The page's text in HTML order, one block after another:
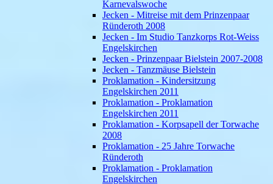
Karnevalswoche
Jecken - Mitreise mit dem Prinzenpaar
Ründeroth 2008
Jecken - Im Studio Tanzkorps Rot-Weiss
Engelskirchen
Jecken - Prinzenpaar Bielstein 2007-2008
Jecken - Tanzmäuse Bielstein
Proklamation - Kindersitzung
Engelskirchen 2011
Proklamation - Proklamation
Engelskirchen 2011
Proklamation - Korpsapell der Torwache
2008
Proklamation - 25 Jahre Torwache
Ründeroth
Proklamation - Proklamation
Engelskirchen